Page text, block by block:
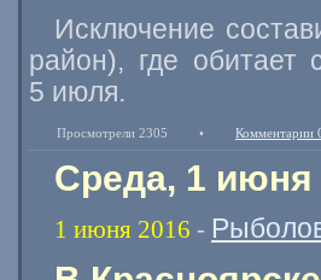
Исключение
район), где
5 июля.
Просмотрели 2305 • Комментарии
Среда, 1 июня
1 июня 2016 -